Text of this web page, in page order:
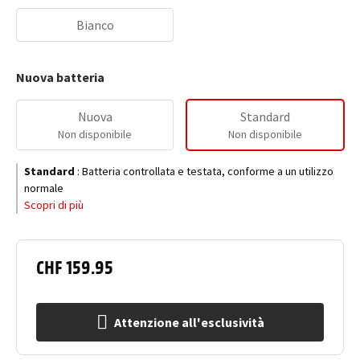
CHF 159.95
Attenzione all'esclusività
Bianco
Nuova batteria
Nuova
Non disponibile
Standard
Non disponibile
Standard : Batteria controllata e testata, conforme a un utilizzo
normale
Scopri di più